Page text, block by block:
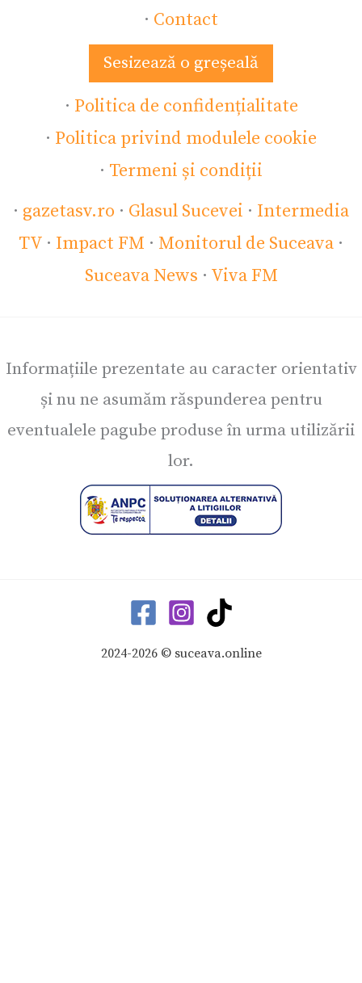
· Contact
Sesizează o greșeală
· Politica de confidențialitate
· Politica privind modulele cookie
· Termeni și condiții
· gazetasv.ro · Glasul Sucevei · Intermedia
TV · Impact FM · Monitorul de Suceava ·
Suceava News · Viva FM
Informațiile prezentate au caracter orientativ
și nu ne asumăm răspunderea pentru
eventualele pagube produse în urma utilizării
lor.
2024-2026 © suceava.online